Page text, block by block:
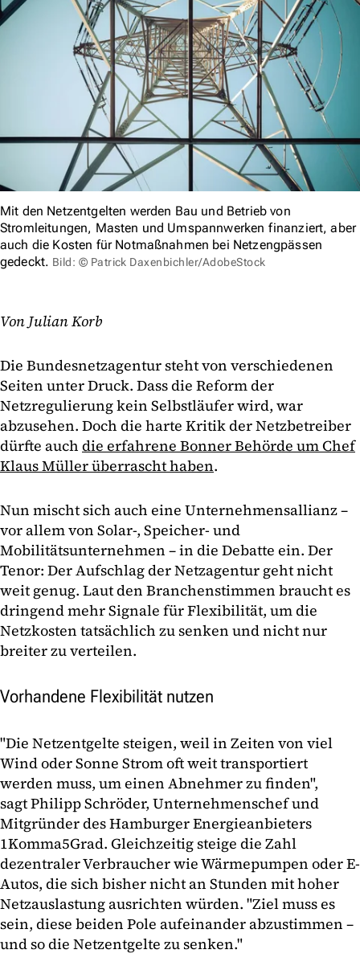
Mit den Netzentgelten werden Bau und Betrieb von
Stromleitungen, Masten und Umspannwerken finanziert, aber
auch die Kosten für Notmaßnahmen bei Netzengpässen
gedeckt. Bild: © Patrick Daxenbichler/AdobeStock
Von Julian Korb
Die Bundesnetzagentur steht von verschiedenen
Seiten unter Druck. Dass die Reform der
Netzregulierung kein Selbstläufer wird, war
abzusehen. Doch die harte Kritik der Netzbetreiber
dürfte auch die erfahrene Bonner Behörde um Chef
Klaus Müller überrascht haben.
Nun mischt sich auch eine Unternehmensallianz –
vor allem von Solar-, Speicher- und
Mobilitätsunternehmen – in die Debatte ein. Der
Tenor: Der Aufschlag der Netzagentur geht nicht
weit genug. Laut den Branchenstimmen braucht es
dringend mehr Signale für Flexibilität, um die
Netzkosten tatsächlich zu senken und nicht nur
breiter zu verteilen.
Vorhandene Flexibilität nutzen
"Die Netzentgelte steigen, weil in Zeiten von viel
Wind oder Sonne Strom oft weit transportiert
werden muss, um einen Abnehmer zu finden",
sagt Philipp Schröder, Unternehmenschef und
Mitgründer des Hamburger Energieanbieters
1Komma5Grad. Gleichzeitig steige die Zahl
dezentraler Verbraucher wie Wärmepumpen oder E-
Autos, die sich bisher nicht an Stunden mit hoher
Netzauslastung ausrichten würden. "Ziel muss es
sein, diese beiden Pole aufeinander abzustimmen –
und so die Netzentgelte zu senken."